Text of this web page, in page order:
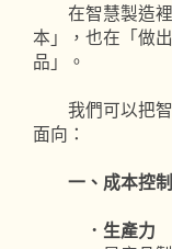
在智慧製造裡
本」，也在「做
品」。
我們可以把智
面向：
一、成本控
．生產力